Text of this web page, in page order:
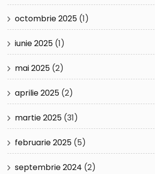
octombrie 2025 (1)
iunie 2025 (1)
mai 2025 (2)
aprilie 2025 (2)
martie 2025 (31)
februarie 2025 (5)
septembrie 2024 (2)